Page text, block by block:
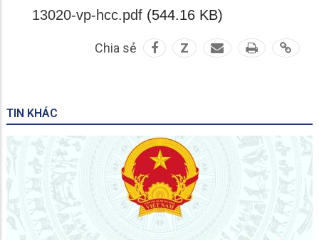
13020-vp-hcc.pdf (544.16 KB)
Chia sẻ Z
TIN KHÁC